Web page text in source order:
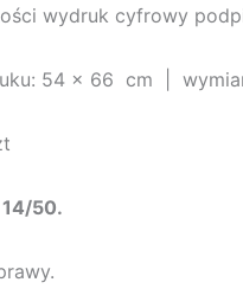
wydruk cyfrowy
54 x 66 cm |
50.